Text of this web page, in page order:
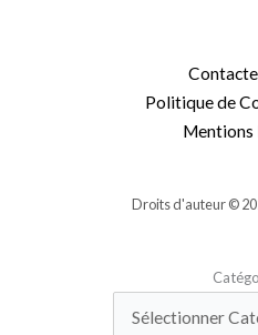
Politique de
Mentions
Droits d'auteur ©